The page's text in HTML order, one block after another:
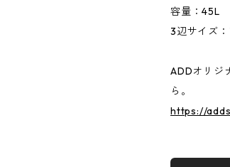
容量：45L
3辺サイズ
ADDオリジ
ら。
https://